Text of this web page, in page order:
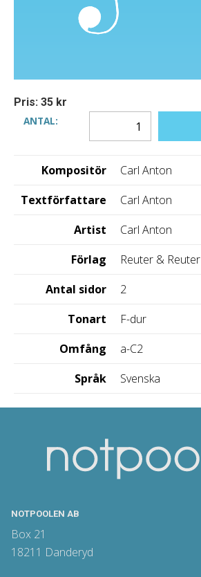
Pris: 35 kr
ANTAL:
Kompositör
Carl Anton
Textförfattare
Carl Anton
Artist
Carl Anton
Förlag
Reuter & Reuter
Antal sidor
2
Tonart
F-dur
Omfång
a-C2
Språk
Svenska
NOTPOOLEN AB
Box 21
18211 Danderyd